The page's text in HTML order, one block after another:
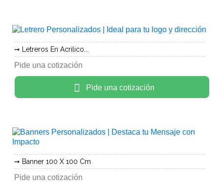
Letreros En Acrilico...
Pide una cotización
Pide una cotización
Banner 100 X 100 Cm
Pide una cotización